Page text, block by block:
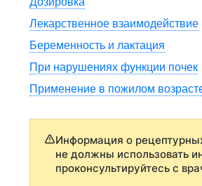
Лекарственное взаимодействие
Беременность и лактация
При нарушениях функции почек
Применение в пожилом
Информация о
не должны использовать
проконсультируйтесь с